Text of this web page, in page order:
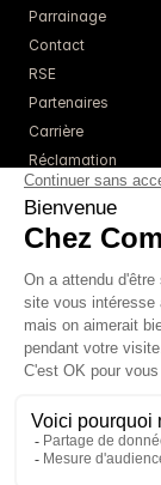
Parrainage
Contact
RSE
Partenaires
Carrière
Réclamation
Ressources
Blog
Guides
Webinaires
Simulateurs
À propos
Tarifs
01 85 09 22 86
FAQ